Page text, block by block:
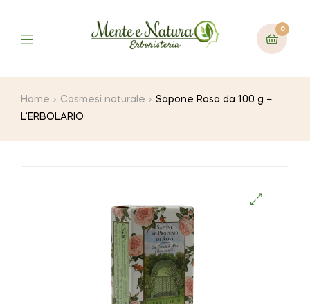
0
Home Cosmesi naturale
Sapone Rosa da 100 g –
L’ERBOLARIO